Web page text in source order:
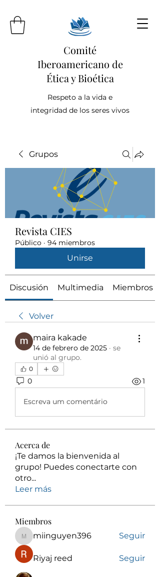
Comité
Iberoamericano de
Ética y Bioética
Respeto a la vida e
integridad de los seres vivos
Grupos
Revista CIES
Público · 94 miembros
Unirse
Discusión Multimedia Miembros
Volver
maira kakade
14 de febrero de 2025 · se
unió al grupo.
0
0 1
Escreva um comentário
Acerca de
¡Te damos la bienvenida al
grupo! Puedes conectarte con
otro...
Leer más
Miembros
miinguyen396
miinguyen396 Seguir
Riyaj reed Seguir